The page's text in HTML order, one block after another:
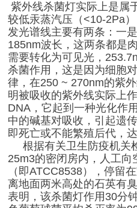
紫外线杀菌灯实际上是属
较低汞蒸汽压（<10-2Pa
发光谱线主要有两条：一
185nm波长，这两条都是
需要转化为可见光，
杀菌作用，这是因为细胞
律，在250 ~ 270nm的紫
明被吸收的紫外线实际上
DNA，它起到一种光化作
中的碱基对吸收，引起遗
即死亡或不能繁殖后代，
根据有关卫生防疫机关
25m3的密闭房内，人工
（即ATCC8538），停留
离地面两米高处的石英有
表明，该杀菌灯作用30分